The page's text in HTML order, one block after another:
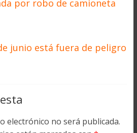
por robo de camioneta
junio está fuera de peligro
electrónico no será publicada.